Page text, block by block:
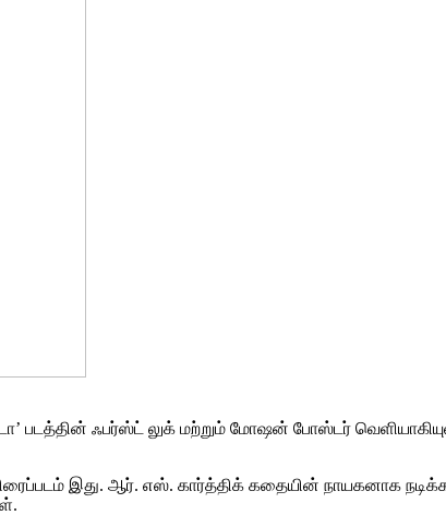
படத்தின் ஃபர்ஸ்ட் லுக் மற்றும் மோஷன் போஸ்டர்
இது. ஆர். எஸ். கார்த்திக் கதையின் நாயகனாக